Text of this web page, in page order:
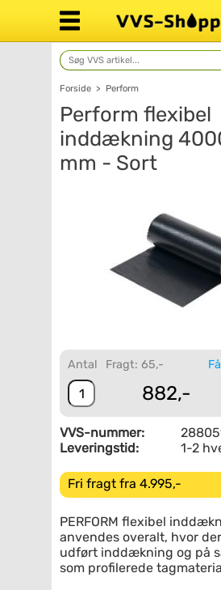
Forside > Perform
Perform flexibel
inddækning
mm - Sort
Antal Fragt: 65,-
882,-
VVS-nummer:
Leveringstid:
1-2
Fri fragt fra 4.995,-
PERFORM flexibel
anvendes overalt, hvor
udført inddækning og på
som profilerede